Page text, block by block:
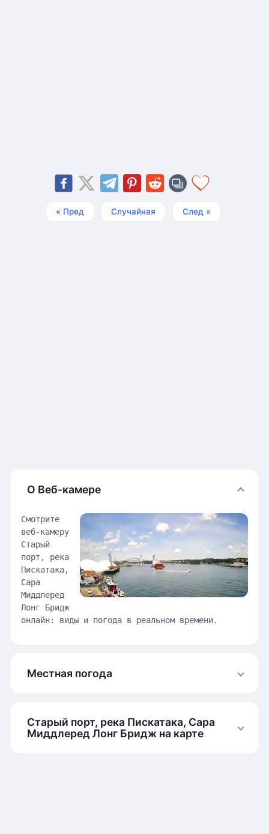
« Пред Случайная След »
О Веб-камере
Смотрите
веб-камеру
Старый
порт, река
Пискатака,
Сара
Миддлеред
Лонг Бридж
онлайн: виды и погода в реальном времени.
Местная погода
Старый порт, река Пискатака, Сара
Миддлеред Лонг Бридж на карте